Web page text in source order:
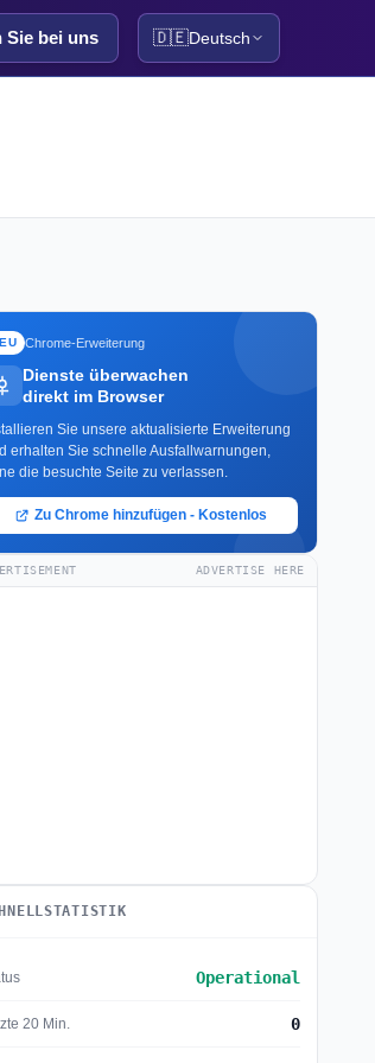
Sie bei uns 🇩🇪Deutsch
Chrome-Erweiterung
Dienste überwachen
direkt im Browser
Sie unsere aktualisierte Erweiterung
erhalten Sie schnelle Ausfallwarnungen,
die besuchte Seite zu verlassen.
Zu Chrome hinzufügen - Kostenlos
ADVERTISE HERE
Operational
20 Min. 0